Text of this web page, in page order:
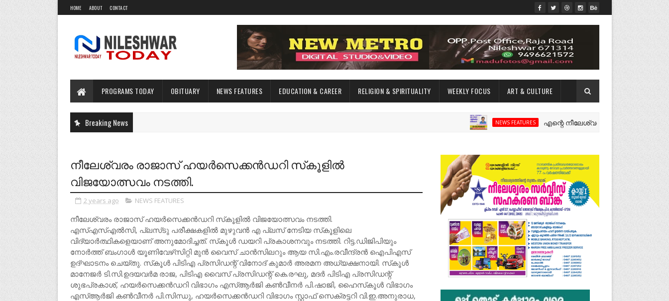
HOME ABOUT CONTACT
PROGRAMS TODAY OBITUARY NEWS FEATURES EDUCATION & CAREER RELIGION & SPIRITUALITY WEEKLY FOCUS ART & CULTURE
Breaking News NEWS FEATURES എന്റെ നീലേശ്വരം:ഒരു റോഡ് പിളർത്തിയ
നീലേശ്വരം രാജാസ്‌ ഹയര്‍സെക്കന്‍ഡറി സ്‌കൂളില്‍
വിജയോത്സവം നടത്തി.
2 years ago NEWS FEATURES
നീലേശ്വരം രാജാസ്‌ ഹയര്‍സെക്കന്‍ഡറി സ്‌കൂളില്‍ വിജയോത്സവം നടത്തി.
എസ്‌എസ്‌എല്‍സി, പ്ലസ്‌ടു പരീക്ഷകളില്‍ മുഴുവന്‍ എ പ്ലസ്‌ നേടിയ സ്‌കൂളിലെ
വിദ്യാര്‍ത്ഥികളെയാണ്‌ അനുമോദിച്ചത്‌. സ്‌കൂള്‍ ഡയറി പ്രകാശനവും നടത്തി. റിട്ട.ഡിജിപിയും
നോര്‍ത്ത്‌ ബംഗാള്‍ യൂണിവേഴ്‌സിറ്റി മുന്‍ വൈസ്‌ ചാന്‍സിലറും ആയ സി.എം.രവീന്ദ്രന്‍ ഐപിഎസ്‌
ഉദ്‌ഘാടനം ചെയ്‌തു. സ്‌കൂള്‍ പിടിഎ പ്രസിഡന്റ്‌ വിനോദ്‌ കുമാര്‍ അരമന അധ്യക്ഷനായി. സ്‌കൂള്‍
മാനേജര്‍ ടി.സി.ഉദയവര്‍മ രാജ, പിടിഎ വൈസ്‌ പ്രസിഡന്റ്‌ കെ.രഘു, മദര്‍ പിടിഎ പ്രസിഡന്റ്‌
ശുഭപ്രകാശ്‌, ഹയര്‍സെക്കന്‍ഡറി വിഭാഗം എസ്‌ആര്‍ജി കണ്‍വീനര്‍ പി.ഷാജി, ഹൈസ്‌കൂള്‍ വിഭാഗം
എസ്‌ആര്‍ജി കണ്‍വീനര്‍ പി.സിന്ധു, ഹയര്‍സെക്കന്‍ഡറി വിഭാഗം സ്റ്റാഫ്‌ സെക്രട്ടറി വി.ഇ.അനുരാധ,